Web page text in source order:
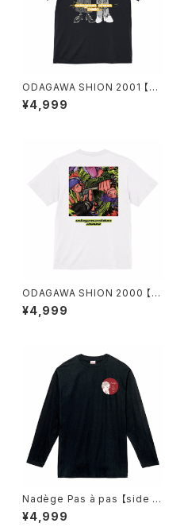
ODAGAWA SHION 2001 【キ
ャラクターバージョン】
¥4,999
ODAGAWA SHION 2000 【ア
ートワークバージョン】
¥4,999
Nadège Pas à pas 【side B
バージョン】
¥4,999